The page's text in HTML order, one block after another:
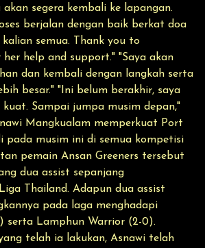
segera kembali ke lapangan.
berjalan dengan baik berkat doa
semua. Thank you to
help and support." "Saya akan
dan kembali dengan langkah serta
besar." "Ini belum berakhir, saya
Sampai jumpa musim depan,"
Mangkualam memperkuat Port
pada musim ini di semua kompetisi
pemain Ansan Greeners tersebut
dua assist sepanjang
Thailand. Adapun dua assist
pada laga menghadapi
serta Lamphun Warrior (2-0).
telah ia lakukan, Asnawi telah